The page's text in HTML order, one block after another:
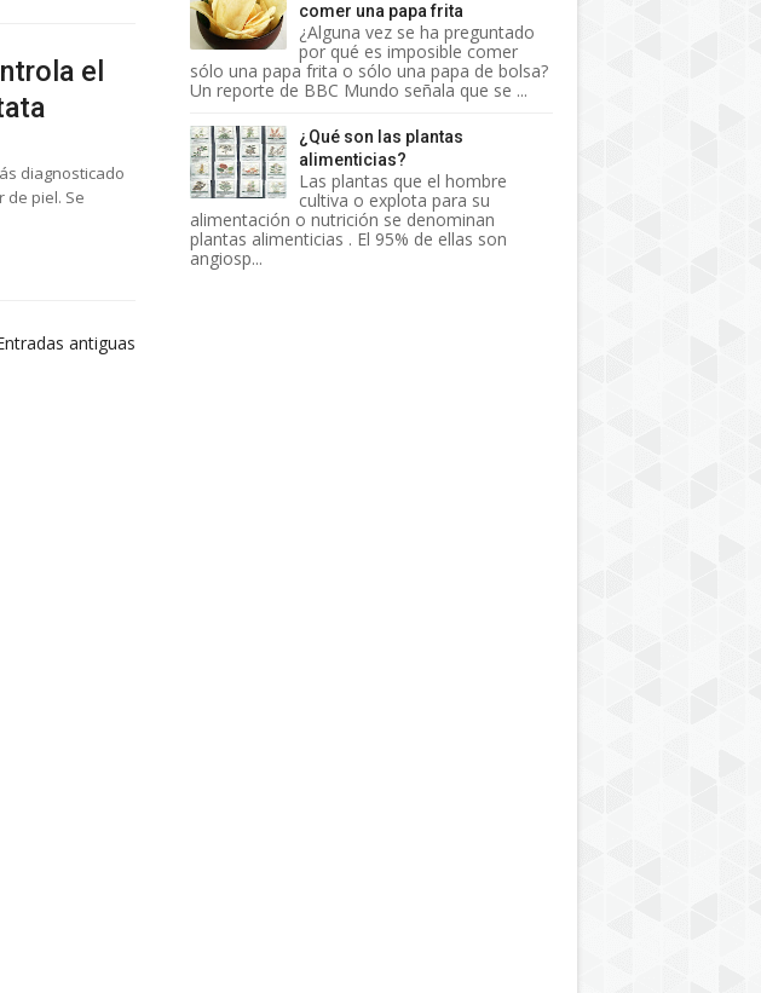
el
diagnosticado
de piel. Se
antiguas
comer una papa frita
¿Alguna vez se ha preguntado
por qué es imposible comer
sólo una papa frita o sólo una papa de bolsa?
Un reporte de BBC Mundo señala que se ...
¿Qué son las plantas
alimenticias?
Las plantas que el hombre
cultiva o explota para su
alimentación o nutrición se denominan
plantas alimenticias . El 95% de ellas son
angiosp...